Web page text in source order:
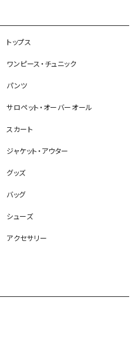
トップス
ワンピース・チュニック
パンツ
サロペット・オーバーオール
スカート
ジャケット・アウター
グッズ
バッグ
シューズ
アクセサリー